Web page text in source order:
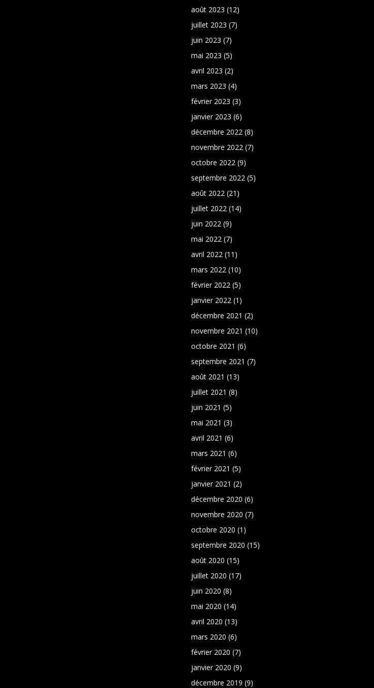
août 2023 (12)
juillet 2023 (7)
juin 2023 (7)
mai 2023 (5)
avril 2023 (2)
mars 2023 (4)
février 2023 (3)
janvier 2023 (6)
décembre 2022 (8)
novembre 2022 (7)
octobre 2022 (9)
septembre 2022 (5)
août 2022 (21)
juillet 2022 (14)
juin 2022 (9)
mai 2022 (7)
avril 2022 (11)
mars 2022 (10)
février 2022 (5)
janvier 2022 (1)
décembre 2021 (2)
novembre 2021 (10)
octobre 2021 (6)
septembre 2021 (7)
août 2021 (13)
juillet 2021 (8)
juin 2021 (5)
mai 2021 (3)
avril 2021 (6)
mars 2021 (6)
février 2021 (5)
janvier 2021 (2)
décembre 2020 (6)
novembre 2020 (7)
octobre 2020 (1)
septembre 2020 (15)
août 2020 (15)
juillet 2020 (17)
juin 2020 (8)
mai 2020 (14)
avril 2020 (13)
mars 2020 (6)
février 2020 (7)
janvier 2020 (9)
décembre 2019 (9)